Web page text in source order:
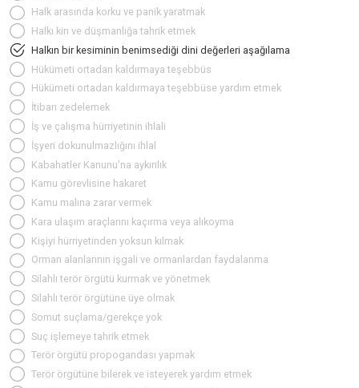
Halk arasında korku ve panik yaratmak
Halkı kin ve düşmanlığa tahrik etmek
Halkın bir kesiminin benimsediği dini değerleri aşağılama
Hükümeti ortadan kaldırmaya teşebbüs
Hükümeti ortadan kaldırmaya teşebbüse yardım etmek
İtibarı zedelemek
İş ve çalışma hürriyetinin ihlali
İşyeri dokunulmazlığını ihlal
Kabahatler Kanunu’na aykırılık
Kamu görevlisine hakaret
Kamu malına zarar vermek
Kara ulaşım araçlarını kaçırma veya alıkoyma
Kişiyi hürriyetinden yoksun kılmak
Orman alanlarının işgali ve ormanlardan faydalanma
Silahlı terör örgütü kurmak ve yönetmek
Silahlı terör örgütüne üye olmak
Somut suçlama/gerekçe yok
Suç işlemeye tahrik etmek
Terör örgütü propogandası yapmak
Terör örgütüne bilerek ve isteyerek yardım etmek